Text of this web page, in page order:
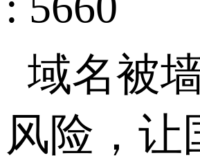
域名被
风险，